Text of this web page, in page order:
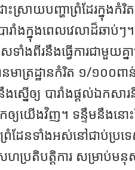
ស្រាយបញ្ហាព្រំដែរក្នុងកំរិ
រាំងក្នុងពេលវេលាដ៏ឆាប់ៗ។
សទាំងពីរនឹងធ្វើការជាមួយ
មាត្រដ្ឋានកំរិត ១/១០០ពា
នើឲ្យ បារាំងផ្តល់ឯកសារ
ឲ្យយើងវិញ។ ទន្ទឹមនឹងនោះ
រំដែនទាំងអស់នៅជាប់ប្រទ
ហប្រតិបត្តិការ សម្រាប់ម